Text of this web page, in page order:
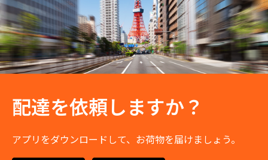
配達を依頼しますか？
アプリをダウンロードして、お荷物を届けましょう。